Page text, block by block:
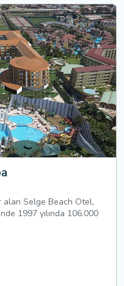
alan Selge Beach Otel,
1997 yılında 106.000